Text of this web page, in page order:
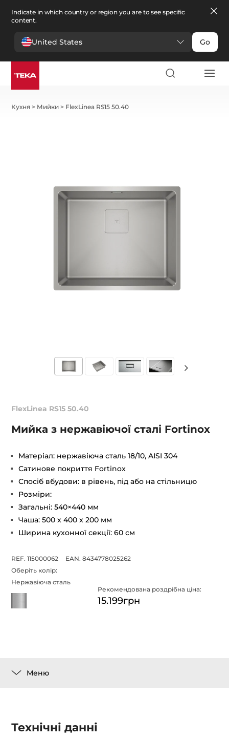
Indicate in which country or region you are to see specific
content.
United States Go
Кухня > Мийки > FlexLinea RS15 50.40
FlexLinea RS15 50.40
Мийка з нержавіючої сталі Fortinox
Матеріал: нержавіюча сталь 18/10, AISI 304
Сатинове покриття Fortinox
Спосіб вбудови: в рівень, під або на стільницю
Розміри:
Загальні: 540×440 мм
Чаша: 500 x 400 x 200 мм
Ширина кухонної секції: 60 см
REF. 115000062
EAN. 8434778025262
Оберіть колір:
Нержавіюча сталь
Рекомендована роздрібна ціна:
15.199грн
Меню
Технічні данні